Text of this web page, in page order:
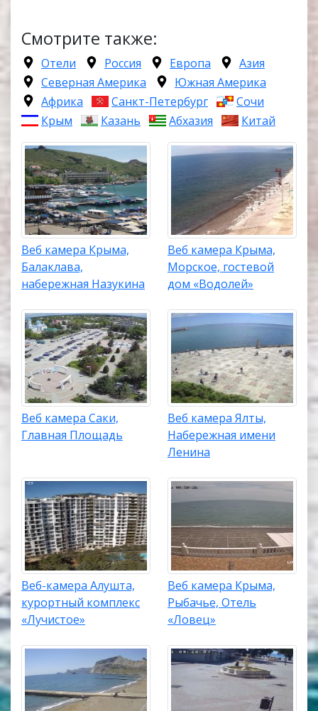
Смотрите также:
Отели Россия Европа
Азия
Северная Америка
Южная Америка
Африка
Санкт-Петербург
Сочи
Крым
Казань Абхазия Китай
Веб камера Крыма,
Балаклава,
набережная Назукина
Веб камера Крыма,
Морское, гостевой
дом «Водолей»
Веб камера Саки,
Главная Площадь
Веб камера Ялты,
Набережная имени
Ленина
Веб-камера Алушта,
курортный комплекс
«Лучистое»
Веб камера Крыма,
Рыбачье, Отель
«Ловец»